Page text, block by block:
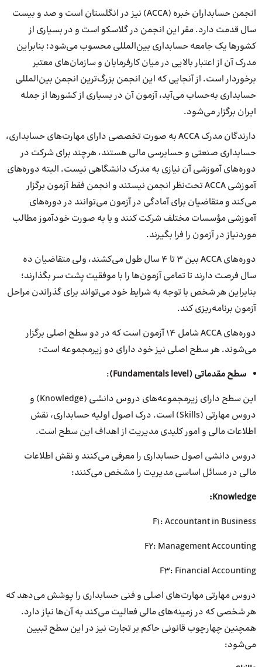
انجمن حسابداران خبره (ACCA) نیز در انگلستان است و صد و بیست
سال قدمت دارد. مقر این انجمن در گلاسکو است و در بسیاری از
کشورها یک جامعه حسابداری بین‌المللی محسوب می‌شود؛ بنابراین
مدرک آن از اعتبار بالایی در میان کارفرمایان و سازمان‌های معتبر
برخوردار است. از آنجایی که این انجمن بزرگ‌ترین انجمن بین‌المللی
حسابداری به‌حساب می‌آید، آزمون آن در بسیاری از کشورها از جمله
ایران برگزار می‌شود.
دارندگان مدرک ACCA به صورت تخصصی دارای مهارت‌های حسابداری،
حسابداری صنعتی و حسابرسی مالی هستند، هرچند برای شرکت در
دوره‌های آموزشی آن نیازی به مدرک دانشگاهی نیست. البته دوره‌های
آموزشی ACCA تحت‌نظر انجمن نیستند و انجمن فقط آزمون برگزار
می‌کند و متقاضیان برای آمادگی در آزمون می‌توانند در دوره‌های
آموزشی مؤسسات مختلف شرکت کنند و یا به صورت خودآموز مطالب
موردنیاز در آزمون را فرا بگیرند.
دوره‌های ACCA بین ۳ تا ۴ سال طول می‌کشند، ولی متقاضیان ده
سال فرصت دارند تا تمامی آزمون‌ها را با موفقیت پشت سر بگذارند؛
بنابراین هر شخص با توجه به شرایط خود می‌تواند برای گذراندن مراحل
آزمون برنامه‌ریزی کند.
دوره‌های ACCA شامل ۱۴ آزمون است که در دو سطح اصلی برگزار
می‌شوند. هر سطح اصلی نیز خود دارای دو زیرمجموعه است:
سطح مقدماتی (Fundamentals level
)
:
این سطح دارای زیرمجموعه‌های دروس دانشی (Knowledge) و
دروس مهارتی (Skills) است. درک اصول اولیه حسابداری، نقش
اطلاعات مالی و امور کلیدی مدیریت از اهداف این سطح است.
دروس دانشی اصول حسابداری را معرفی می‌کنند و نقش اطلاعات
مالی در مسائل اساسی مدیریت را مشخص می‌کنند:
Knowledge:
F1: Accountant in Business
F2: Management Accounting
F3: Financial Accounting
دروس مهارتی مهارت‌های اصلی و فنی حسابداری را پوشش می‌دهد که
هر شخصی که در زمینه‌های مالی فعالیت می‌کند به آن‌ها نیاز دارد.
همچنین چهارچوب قانونی حاکم بر تجارت نیز در این سطح تبیین
می‌شود: